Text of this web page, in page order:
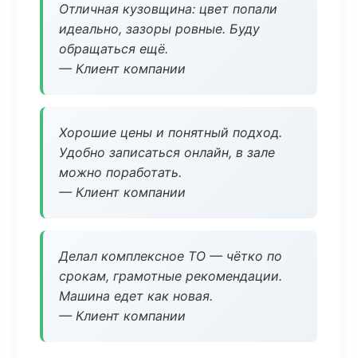
Отличная кузовщина: цвет попали
идеально, зазоры ровные. Буду
обращаться ещё.
— Клиент компании
Хорошие цены и понятный подход.
Удобно записаться онлайн, в зале
можно поработать.
— Клиент компании
Делал комплексное ТО — чётко по
срокам, грамотные рекомендации.
Машина едет как новая.
— Клиент компании